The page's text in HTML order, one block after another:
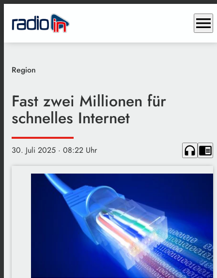
menu
Region
Fast zwei Millionen für
schnelles Internet
30. Juli 2025 · 08:22 Uhr headphones chrome_reader_mode